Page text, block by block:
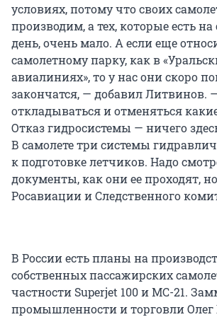
условиях, потому что своих
производим, а тех, которые есть
день, очень мало. А если еще
самолетному парку, как в
авиалиниях», то у нас они скоро
закончатся, — добавил Литвинов.
откладываться и отменяться
Отказ гидросистемы — ничего
В самолете три системы
к подготовке летчиков. Надо
документы, как они ее проходят,
Росавиации и Следственного
В России есть планы на
собственных пассажирских
частности Superjet 100 и МС-21.
промышленности и торговли Олег